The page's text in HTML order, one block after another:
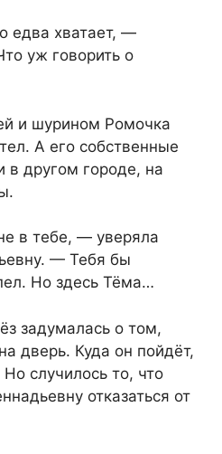
едва хватает, —
уж говорить о
и шурином Ромочка
А его собственные
в другом городе, на
в тебе, — уверяла
— Тебя бы
Но здесь Тёма…
задумалась о том,
дверь. Куда он пойдёт,
случилось то, что
отказаться от